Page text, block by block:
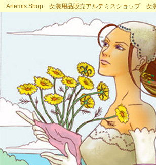
Artemis Shop 女装用品販売アルテミスショップ 女